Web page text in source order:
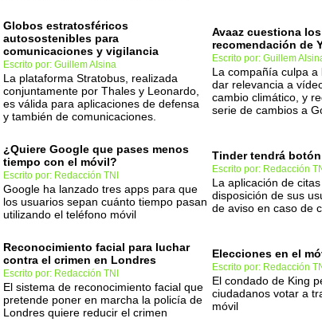
Globos estratosféricos
autosostenibles para
comunicaciones y vigilancia
Escrito por: Guillem Alsina
La plataforma Stratobus, realizada
conjuntamente por Thales y Leonardo,
es válida para aplicaciones de defensa
y también de comunicaciones.
Avaaz cuestiona
recomendación de
Escrito por: Guillem
La compañía culpa a
dar relevancia a
cambio climático, y
serie de cambios a
¿Quiere Google que pases menos
tiempo con el móvil?
Escrito por: Redacción TNI
Google ha lanzado tres apps para que
los usuarios sepan cuánto tiempo pasan
utilizando el teléfono móvil
Tinder tendrá
Escrito por: Redacción
La aplicación de
disposición de sus
de aviso en caso de
Reconocimiento facial para luchar
contra el crimen en Londres
Escrito por: Redacción TNI
El sistema de reconocimiento facial que
pretende poner en marcha la policía de
Londres quiere reducir el crimen
Elecciones en el
Escrito por: Redacción
El condado de King
ciudadanos votar a
móvil